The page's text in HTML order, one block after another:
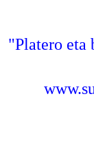
"Platero eta